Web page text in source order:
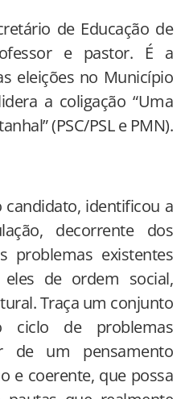
de Educação de
e pastor. É a
eleições no Município
a coligação “Uma
(PSC/PSL e PMN).
identificou a
decorrente dos
problemas existentes
de ordem social,
Traça um conjunto
de problemas
de um pensamento
e coerente, que possa